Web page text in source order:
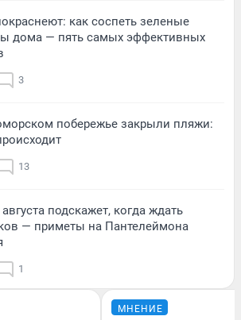
как соспеть зеленые
дома — пять самых эффективных
3
побережье закрыли пляжи:
13
подскажет, когда ждать
— приметы на Пантелеймона
1
МНЕНИЕ